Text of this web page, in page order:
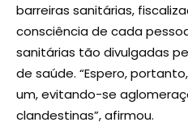
barreiras sanitárias,
consciência de cada
sanitárias tão divulgadas
de saúde. “Espero,
um, evitando-se
clandestinas”, afirmou.